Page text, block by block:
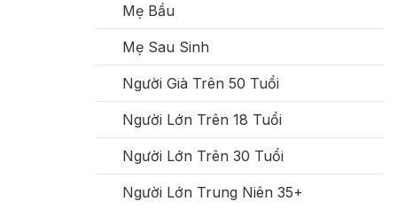
Mẹ Bầu
Mẹ Sau Sinh
Người Già Trên 50 Tuổi
Người Lớn Trên 18 Tuổi
Người Lớn Trên 30 Tuổi
Người Lớn Trung Niên 35+